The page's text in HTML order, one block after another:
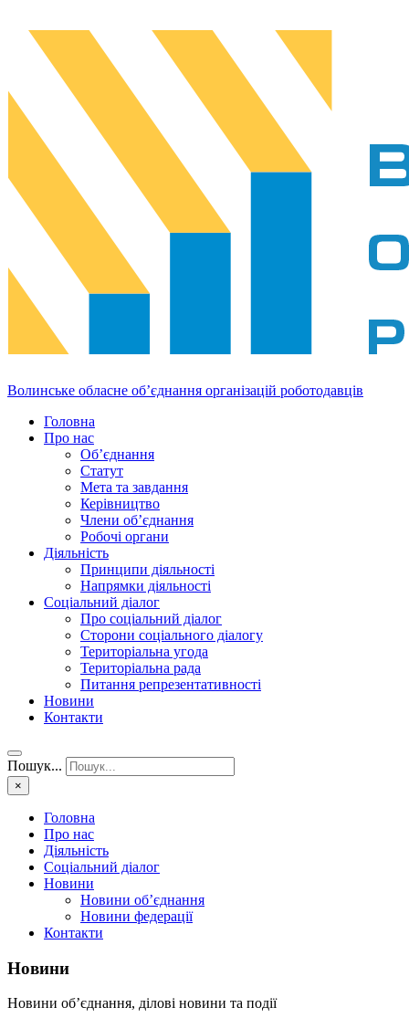
Волинське обласне об’єднання організацій роботодавців
Головна
Про нас
Об’єднання
Статут
Мета та завдання
Керівництво
Члени об’єднання
Робочі органи
Діяльність
Принципи діяльності
Напрямки діяльності
Соціальний діалог
Про соціальний діалог
Сторони соціального діалогу
Територіальна угода
Територіальна рада
Питання репрезентативності
Новини
Контакти
Пошук...
×
Головна
Про нас
Діяльність
Соціальний діалог
Новини
Новини об’єднання
Новини федерації
Контакти
Новини
Новини об’єднання, ділові новини та події